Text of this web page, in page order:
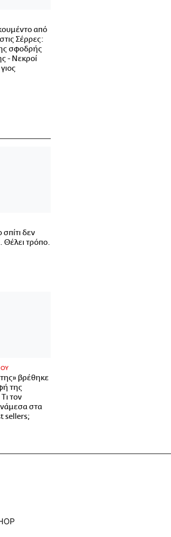
από
Σέρρες:
σφοδρής
- Νεκροί
δεν
Θέλει τρόπο.
βρέθηκε
της
τον
στα
sellers;